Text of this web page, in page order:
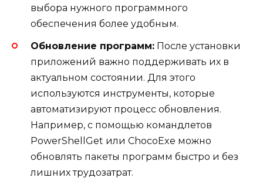
выбора нужного программного
обеспечения более удобным.
Обновление программ: После установки
приложений важно поддерживать их в
актуальном состоянии. Для этого
используются инструменты, которые
автоматизируют процесс обновления.
Например, с помощью командлетов
PowerShellGet или ChocoExe можно
обновлять пакеты программ быстро и без
лишних трудозатрат.